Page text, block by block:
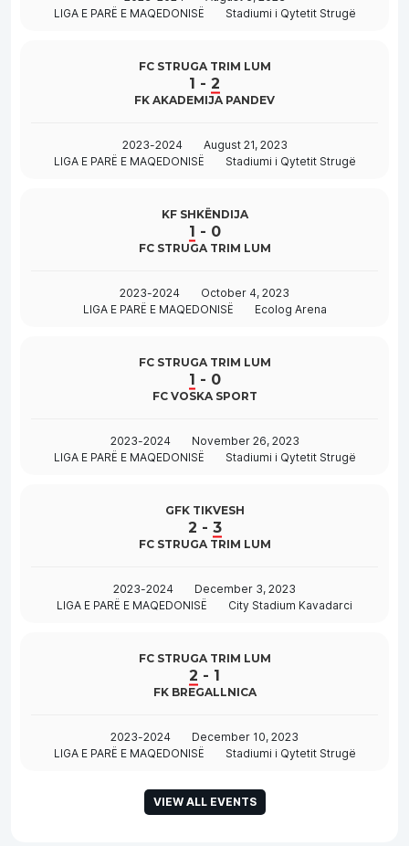
LIGA E PARË E MAQEDONISË
Stadiumi i Qytetit Strugë
FC STRUGA TRIM LUM
1 - 2
FK AKADEMIJA PANDEV
2023-2024
August 21, 2023
LIGA E PARË E MAQEDONISË
Stadiumi i Qytetit Strugë
KF SHKËNDIJA
1 - 0
FC STRUGA TRIM LUM
2023-2024
October 4, 2023
LIGA E PARË E MAQEDONISË
Ecolog Arena
FC STRUGA TRIM LUM
1 - 0
FC VOSKA SPORT
2023-2024
November 26, 2023
LIGA E PARË E MAQEDONISË
Stadiumi i Qytetit Strugë
GFK TIKVESH
2 - 3
FC STRUGA TRIM LUM
2023-2024
December 3, 2023
LIGA E PARË E MAQEDONISË
City Stadium Kavadarci
FC STRUGA TRIM LUM
2 - 1
FK BREGALLNICA
2023-2024
December 10, 2023
LIGA E PARË E MAQEDONISË
Stadiumi i Qytetit Strugë
VIEW ALL EVENTS